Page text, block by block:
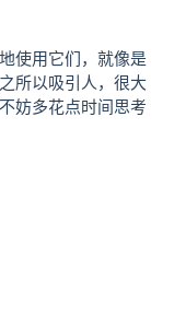
使用它们，就像是
所以吸引人，很大
妨多花点时间思考